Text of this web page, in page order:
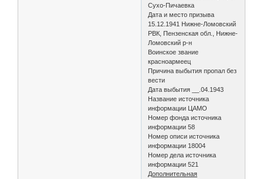
Сухо-Пичаевка
Дата и место призыва
15.12.1941 Нижне-Ломовский
РВК, Пензенская обл., Нижне-
Ломовский р-н
Воинское звание
красноармеец
Причина выбытия пропал без
вести
Дата выбытия __.04.1943
Название источника
информации ЦАМО
Номер фонда источника
информации 58
Номер описи источника
информации 18004
Номер дела источника
информации 521
Дополнительная